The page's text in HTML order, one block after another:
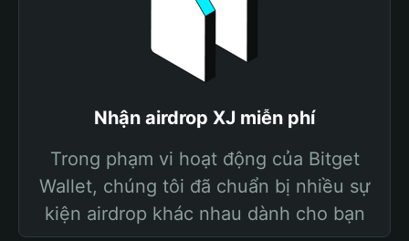
Nhận airdrop XJ miễn phí
Trong phạm vi hoạt động của Bitget
Wallet, chúng tôi đã chuẩn bị nhiều sự
kiện airdrop khác nhau dành cho bạn